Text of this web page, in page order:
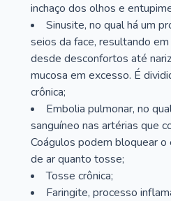
inchaço dos olhos e
Sinusite, no qual há um
seios da face, resultando
desde desconfortos até
mucosa em excesso. É
crônica;
Embolia pulmonar, no
sanguíneo nas artérias que
Coágulos podem bloquear
de ar quanto tosse;
Tosse crônica;
Faringite, processo